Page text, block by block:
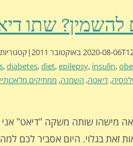
2020-08-
|
,diabetes,diet,epilepsy, insulin,
, דיאטה, השמנה, ממתיקים
מישהו שותה משקה "דיאט"
זאת בגלוי. היום אסביר לכם